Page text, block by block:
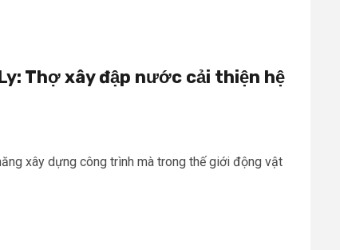
Thợ xây đập nước cải thiện hệ
xây dựng công trình mà trong thế giới động vật